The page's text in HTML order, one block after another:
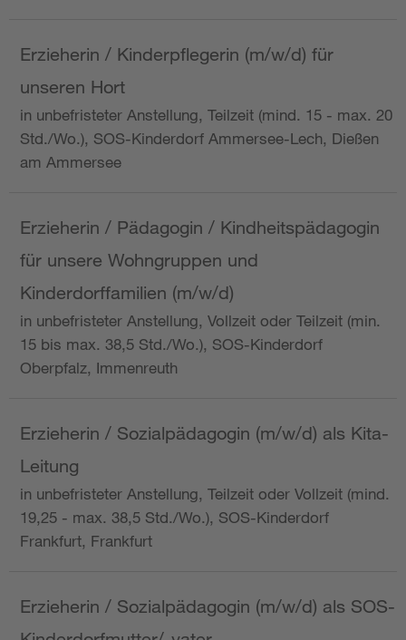
Erzieherin / Kinderpflegerin (m/w/d) für
unseren Hort
in unbefristeter Anstellung, Teilzeit (mind. 15 - max. 20
Std./Wo.), SOS-Kinderdorf Ammersee-Lech, Dießen
am Ammersee
Erzieherin / Pädagogin / Kindheitspädagogin
für unsere Wohngruppen und
Kinderdorffamilien (m/w/d)
in unbefristeter Anstellung, Vollzeit oder Teilzeit (min.
15 bis max. 38,5 Std./Wo.), SOS-Kinderdorf
Oberpfalz, Immenreuth
Erzieherin / Sozialpädagogin (m/w/d) als Kita-
Leitung
in unbefristeter Anstellung, Teilzeit oder Vollzeit (mind.
19,25 - max. 38,5 Std./Wo.), SOS-Kinderdorf
Frankfurt, Frankfurt
Erzieherin / Sozialpädagogin (m/w/d) als SOS-